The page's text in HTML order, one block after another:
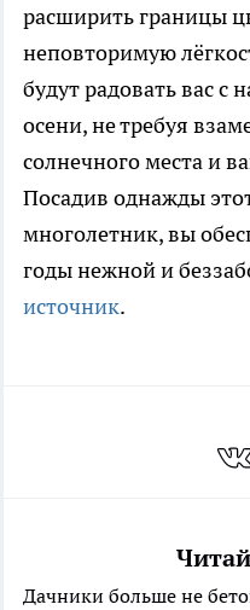
расширить границы
неповторимую
будут радовать вас с
осени, не требуя
солнечного места и
Посадив однажды
многолетник, вы
годы нежной и
источник.
Дачники больше не